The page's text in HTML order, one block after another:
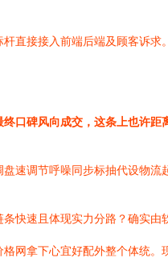
直接接入前端后端及顾客诉
口碑风向成交，这条上也许距
速调节呼噪同步标抽代设物
快速且体现实力分路？确实
网拿下心宜好配外整个体统。